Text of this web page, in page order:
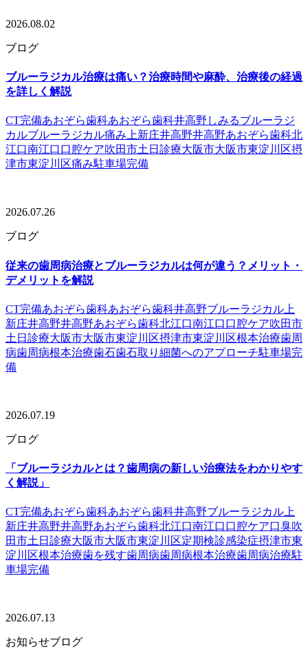
2026.08.02
ブログ
ブルーラジカル治療は痛い？治療時間や麻酔、治療後の経過
を詳しく解説
CT完備あおぞら歯科あおぞら歯科井高野 しみるブルーラジ
カルブルーラジカル痛み 上新庄井高野井高野あおぞら歯科北
江口南江口口腔ケア吹田市土日診療大阪市大阪市東淀川区摂
津市東淀川区痛み駐車場完備
2026.07.26
ブログ
従来の歯周病治療とブルーラジカルは何が違う？メリット・
デメリットを解説
CT完備あおぞら歯科あおぞら歯科井高野ブルーラジカル 上
新庄井高野井高野あおぞら歯科北江口南江口口腔ケア吹田市
土日診療大阪市大阪市東淀川区摂津市東淀川区根本治療歯周
病歯周病根本治療歯石歯石取り 細菌へのアプローチ駐車場完
備
2026.07.19
ブログ
「ブルーラジカルとは？歯周病の新しい治療法をわかりやす
く解説」
CT完備あおぞら歯科あおぞら歯科井高野ブルーラジカル上
新庄井高野井高野あおぞら歯科北江口南江口口腔ケア口臭吹
田市土日診療大阪市大阪市東淀川区定期検診感染症摂津市東
淀川区根本治療歯を残す歯周病歯周病根本治療歯周病治療駐
車場完備
2026.07.13
お知らせブログ